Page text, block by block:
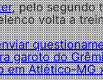
, pelo segundo
volta a
garoto do
em Atlético-MG